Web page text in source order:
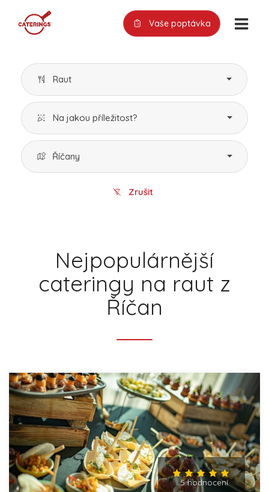
Vaše poptávka
Raut
Na jakou příležitost?
Říčany
Zrušit
Nejpopulárnější
cateringy na raut z
Říčan
5 hodnocení